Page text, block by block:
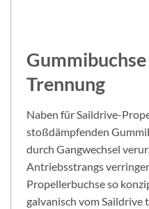
Trennung
Naben für Saildrive-
stoßdämpfenden
durch Gangwechsel
Antriebsstrangs
Propellerbuchse so
galvanisch vom Saildrive